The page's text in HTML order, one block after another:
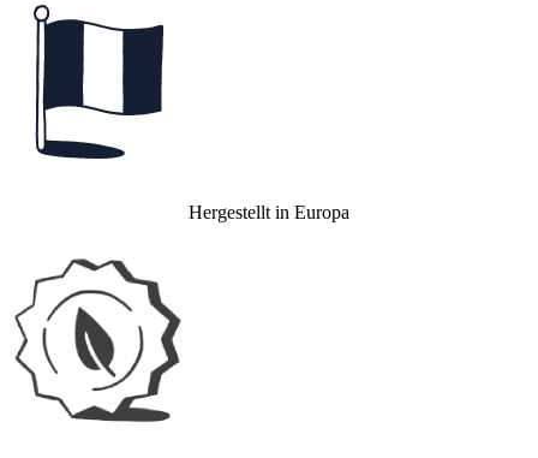
Hergestellt in Europa